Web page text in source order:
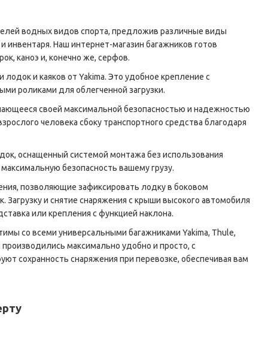
водных видов спорта, предложив различные виды
Наш интернет-магазин багажников готов
каноэ и, конечно же, серфов.
и каяков от Yakima. Это удобное крепление с
роликами для облегченной загрузки.
своей максимальной безопасностью и надежностью
человека сбоку транспортного средства благодаря
оснащенный системой монтажа без использования
безопасность вашему грузу.
позволяющие зафиксировать лодку в боковом
и снятие снаряжения с крыши высокого автомобиля
или крепления с функцией наклона.
со всеми универсальными багажниками Yakima, Thule,
максимально удобно и просто, с
сохранность снаряжения при перевозке, обеспечивая вам